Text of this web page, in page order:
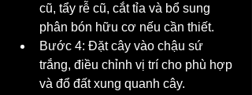
cũ, tẩy rễ cũ, cắt tỉa và bổ sung
phân bón hữu cơ nếu cần thiết.
Bước 4: Đặt cây vào chậu sứ
trắng, điều chỉnh vị trí cho phù hợp
và đổ đất xung quanh cây.